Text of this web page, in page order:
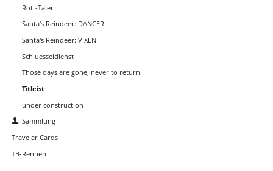
Rott-Taler
Santa's Reindeer: DANCER
Santa's Reindeer: VIXEN
Schluesseldienst
Those days are gone, never to return.
Titleist
under construction
Sammlung
Traveler Cards
TB-Rennen